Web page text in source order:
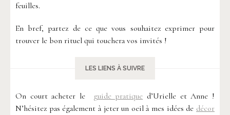
feuilles.
En bref, partez de ce que vous souhaitez exprimer pour
trouver le bon rituel qui touchera vos invités !
LES LIENS À SUIVRE
On court acheter le guide pratique d’Urielle et Anne !
N’hésitez pas également à jeter un oeil à mes idées de décor